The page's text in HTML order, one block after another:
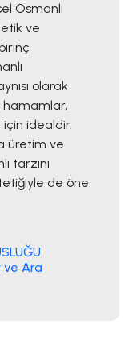
Osmanlı
ve
olarak
hamamlar,
idealdir.
üretim ve
tarzını
de öne
ve Ara